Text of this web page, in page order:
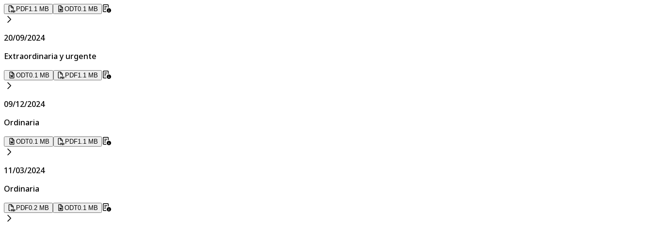
PDF1.1 MB ODT0.1 MB
20/09/2024
Extraordinaria y urgente
ODT0.1 MB PDF1.1 MB
09/12/2024
Ordinaria
ODT0.1 MB PDF1.1 MB
11/03/2024
Ordinaria
PDF0.2 MB ODT0.1 MB